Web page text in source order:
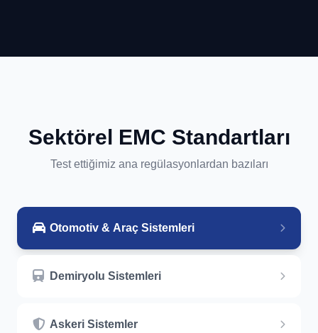
Sektörel EMC Standartları
Test ettiğimiz ana regülasyonlardan bazıları
Otomotiv & Araç Sistemleri
Demiryolu Sistemleri
Askeri Sistemler